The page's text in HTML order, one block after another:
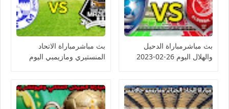
بث مباشرمباراة الدحيل
والهلال اليوم 26-02-2023
بث مباشرمباراة الاتحاد
المنستيري ومازيمبي اليوم